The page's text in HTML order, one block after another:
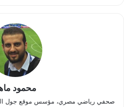
محمود
صحفي رياضي مصري، مؤسس موقع جول